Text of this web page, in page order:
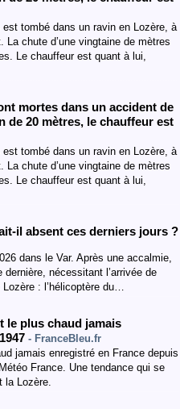
tombé dans un ravin en Lozère, à
chute d’une vingtaine de mètres
Le chauffeur est quant à lui,
mortes dans un accident de
de 20 mètres, le chauffeur est
tombé dans un ravin en Lozère, à
chute d’une vingtaine de mètres
Le chauffeur est quant à lui,
il absent ces derniers jours ?
dans le Var. Après une accalmie,
nécessitant l’arrivée de
: l’hélicoptère du…
le plus chaud jamais
- FranceBleu.fr
jamais enregistré en France depuis
France. Une tendance qui se
la Lozère.